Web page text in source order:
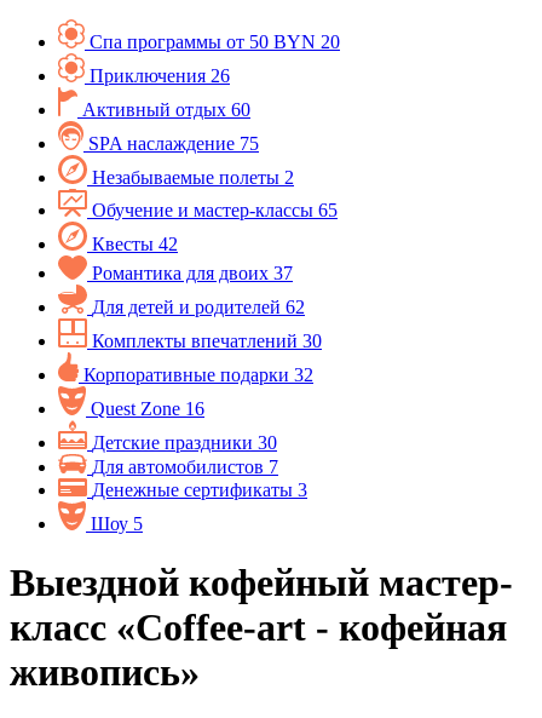
Спа программы от 50 BYN 20
Приключения 26
Активный отдых 60
SPA наслаждение 75
Незабываемые полеты 2
Обучение и мастер-классы 65
Квесты 42
Романтика для двоих 37
Для детей и родителей 62
Комплекты впечатлений 30
Корпоративные подарки 32
Quest Zone 16
Детские праздники 30
Для автомобилистов 7
Денежные сертификаты 3
Шоу 5
Выездной кофейный мастер-
класс «Coffee-art - кофейная
живопись»